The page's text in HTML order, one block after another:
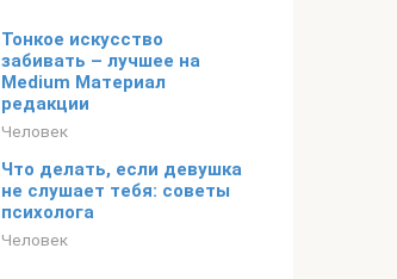
Тонкое искусство
забивать – лучшее на
Medium Материал
редакции
Человек
Что делать, если девушка
не слушает тебя: советы
психолога
Человек